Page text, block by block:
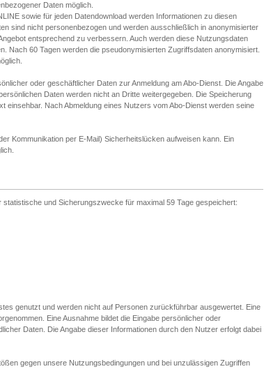
Daten möglich.
sowie für jeden Datendownload werden Informationen zu diesen
sind nicht personenbezogen und werden ausschließlich in anonymisierter
entsprechend zu verbessern. Auch werden diese Nutzungsdaten
Nach 60 Tagen werden die pseudonymisierten Zugriffsdaten anonymisiert.
oder geschäftlicher Daten zur Anmeldung am Abo-Dienst. Die Angabe
Daten werden nicht an Dritte weitergegeben. Die Speicherung
Nach Abmeldung eines Nutzers vom Abo-Dienst werden seine
Kommunikation per E-Mail) Sicherheitslücken aufweisen kann. Ein
und Sicherungszwecke für maximal 59 Tage gespeichert:
genutzt und werden nicht auf Personen zurückführbar ausgewertet. Eine
Eine Ausnahme bildet die Eingabe persönlicher oder
Daten. Die Angabe dieser Informationen durch den Nutzer erfolgt dabei
gegen unsere Nutzungsbedingungen und bei unzulässigen Zugriffen